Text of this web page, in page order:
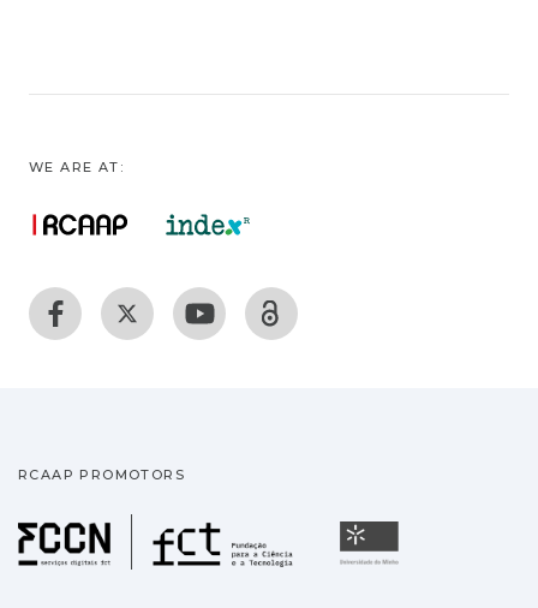
WE ARE AT:
RCAAP PROMOTORS
Fundação para a